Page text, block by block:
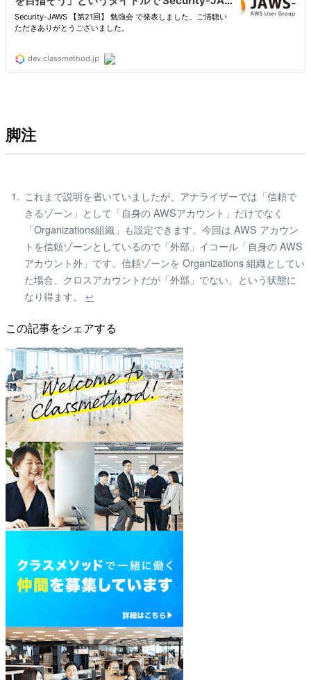
脚注
これまで説明を省いていましたが、アナライザーでは「信頼で
きるゾーン」として「自身の AWSアカウント」だけでなく
「Organizations組織」も設定できます。今回は AWS アカウン
トを信頼ゾーンとしているので「外部」イコール「自身の AWS
アカウント外」です。信頼ゾーンを Organizations 組織としてい
た場合、クロスアカウントだが「外部」でない、という状態に
なり得ます。↩
この記事をシェアする